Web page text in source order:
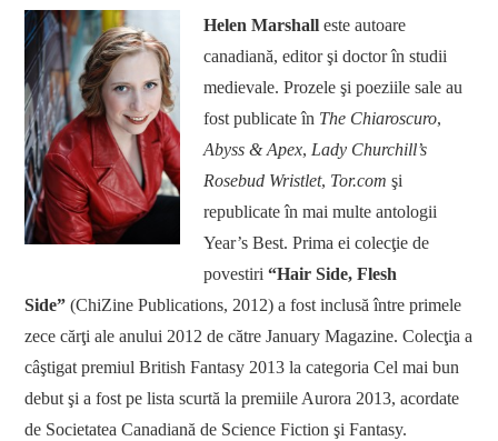
SUSPANS
NUMĂRUL 48 /
MARTIE 2018
NUMĂRUL 49 /
Helen Marshall este autoare
canadiană, editor şi doctor în studii
medievale. Prozele şi poeziile sale au
fost publicate în The Chiaroscuro,
Abyss & Apex, Lady Churchill’s
Rosebud Wristlet, Tor.com şi
republicate în mai multe antologii
Year’s Best. Prima ei colecţie de
povestiri“Hair Side, Flesh
Side” (ChiZine Publications, 2012) a fost inclusă între primele
zece cărţi ale anului 2012 de către January Magazine. Colecţia a
câştigat premiul British Fantasy 2013 la categoria Cel mai bun
debut şi a fost pe lista scurtă la premiile Aurora 2013, acordate
de Societatea Canadiană de Science Fiction şi Fantasy.